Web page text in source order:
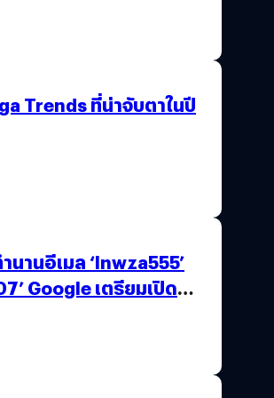
Trends ที่น่าจับตาในปี
นานอีเมล ‘lnwza555’
Google เตรียมเปิด